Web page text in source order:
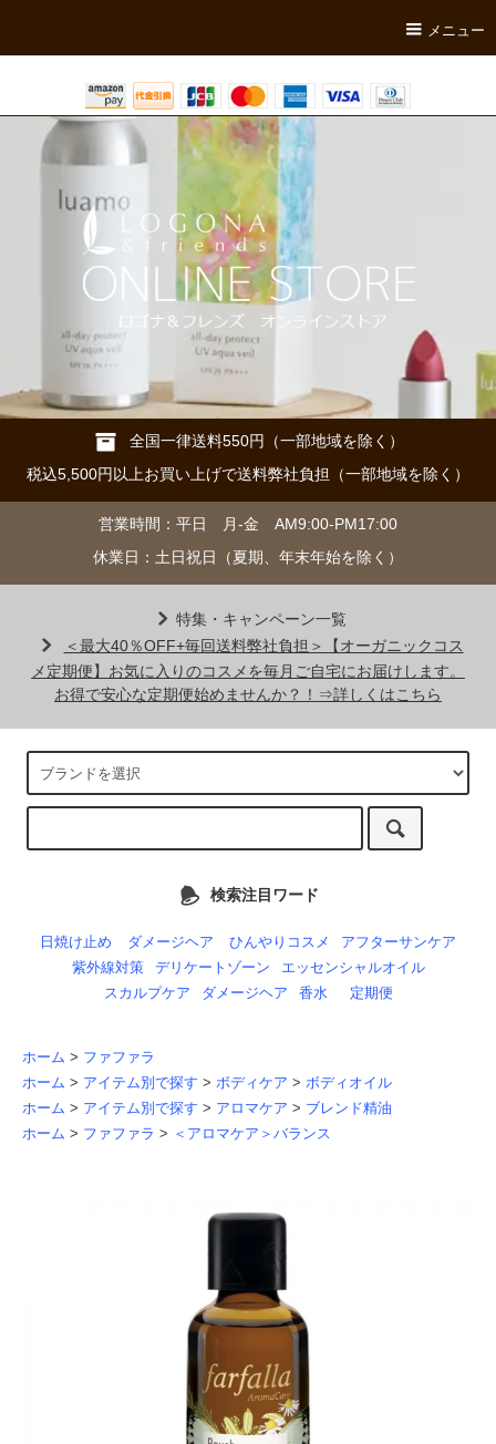
メニュー
全国一律送料550円（一部地域を除く）
税込5,500円以上お買い上げで送料弊社負担（一部地域を除く）
営業時間：平日 月-金 AM9:00-PM17:00
休業日：土日祝日（夏期、年末年始を除く）
特集・キャンペーン一覧
＜最大40％OFF+毎回送料弊社負担＞【オーガニックコス
メ定期便】お気に入りのコスメを毎月ご自宅にお届けします。
お得で安心な定期便始めませんか？！⇒詳しくはこちら
検索注目ワード
日焼け止め ダメージヘア ひんやりコスメ
アフターサンケア
紫外線対策
デリケートゾーン
エッセンシャルオイル
スカルプケア
ダメージヘア 香水 定期便
ホーム > ファファラ
ホーム > アイテム別で探す > ボディケア > ボディオイル
ホーム > アイテム別で探す > アロマケア > ブレンド精油
ホーム > ファファラ > ＜アロマケア＞バランス